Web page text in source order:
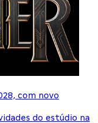
com novo
do estúdio na